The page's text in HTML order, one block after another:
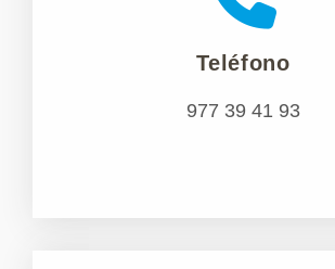
Teléfono
977 39 41 93